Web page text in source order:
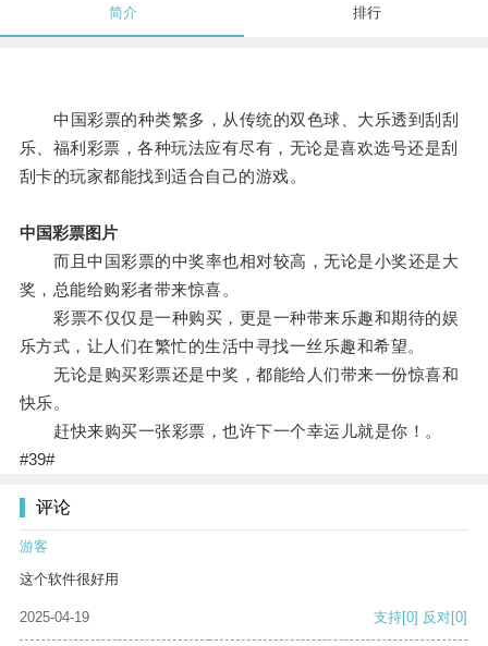
简介 排行
中国彩票的种类繁多，从传统的双色球、大乐透到刮刮
乐、福利彩票，各种玩法应有尽有，无论是喜欢选号还是刮
刮卡的玩家都能找到适合自己的游戏。
中国彩票图片
而且中国彩票的中奖率也相对较高，无论是小奖还是大
奖，总能给购彩者带来惊喜。
彩票不仅仅是一种购买，更是一种带来乐趣和期待的娱
乐方式，让人们在繁忙的生活中寻找一丝乐趣和希望。
无论是购买彩票还是中奖，都能给人们带来一份惊喜和
快乐。
赶快来购买一张彩票，也许下一个幸运儿就是你！。
#39#
评论
游客
这个软件很好用
2025-04-19 支持[0] 反对[0]